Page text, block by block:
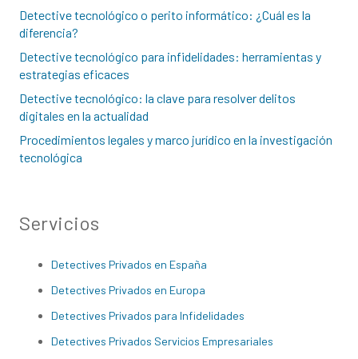
Detective tecnológico o perito informático: ¿Cuál es la
diferencia?
Detective tecnológico para infidelidades: herramientas y
estrategias eficaces
Detective tecnológico: la clave para resolver delitos
digitales en la actualidad
Procedimientos legales y marco jurídico en la investigación
tecnológica
Servicios
Detectives Privados en España
Detectives Privados en Europa
Detectives Privados para Infidelidades
Detectives Privados Servicios Empresariales